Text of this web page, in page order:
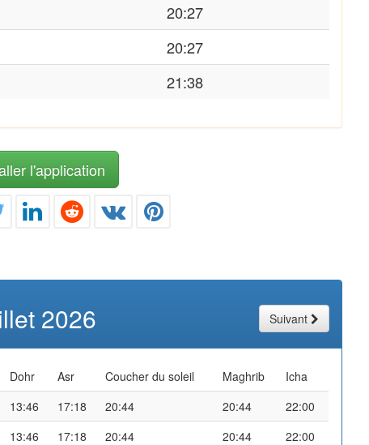
20:27
20:27
21:38
l'application
2026 Suivant
Dohr Asr Coucher du soleil Maghrib
Icha
13:46 17:18 20:44 20:44
22:00
13:46 17:18 20:44 20:44
22:00